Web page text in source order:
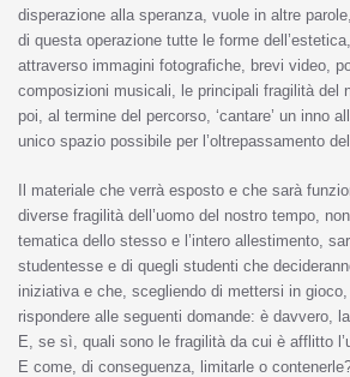
disperazione alla speranza, vuole in altre
di questa operazione tutte le forme dell’estetica,
attraverso immagini fotografiche, brevi video,
composizioni musicali, le principali fragilità del
poi, al termine del percorso, ‘cantare’ un inno
unico spazio possibile per l’oltrepassamento
Il materiale che verrà esposto e che sarà
diverse fragilità dell’uomo del nostro tempo,
tematica dello stesso e l’intero allestimento,
studentesse e di quegli studenti che
iniziativa e che, scegliendo di mettersi in
rispondere alle seguenti domande: è davvero,
E, se sì, quali sono le fragilità da cui è afflitto
E come, di conseguenza, limitarle o